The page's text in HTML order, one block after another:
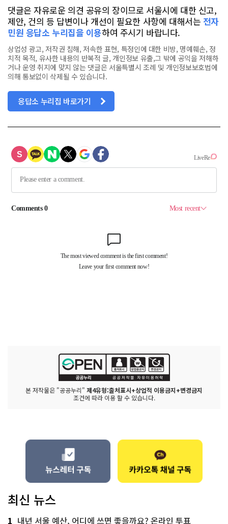
댓글은 자유로운 의견 공유의 장이므로 서울시에 대한 신고,
제안, 건의 등 답변이나 개선이 필요한 사항에 대해서는 전자
민원 응답소 누리집을 이용하여 주시기 바랍니다.
상업성 광고, 저작권 침해, 저속한 표현, 특정인에 대한 비방, 명예훼손, 정
치적 목적, 유사한 내용의 반복적 글, 개인정보 유출,그 밖에 공익을 저해하
거나 운영 취지에 맞지 않는 댓글은 서울특별시 조례 및 개인정보보호법에
의해 통보없이 삭제될 수 있습니다.
응답소 누리집 바로가기
본 저작물은 "공공누리" 제4유형:출처표시+상업적 이용금지+변경금지
조건에 따라 이용 할 수 있습니다.
최신 뉴스
1 내년 서울 예산, 어디에 쓰면 좋을까요? 온라인 투표